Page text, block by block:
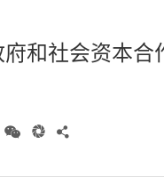
和社会资本合
  